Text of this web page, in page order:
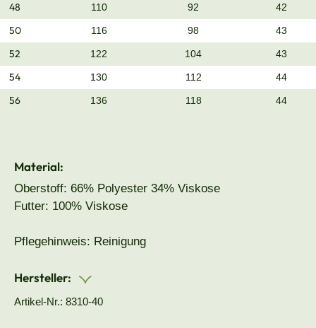
48 110 92 42
50 116 98 43
52 122 104 43
54 130 112 44
56 136 118 44
Material:
Oberstoff: 66% Polyester 34% Viskose
Futter: 100% Viskose
Pflegehinweis: Reinigung
Hersteller:
Artikel-Nr.: 8310-40